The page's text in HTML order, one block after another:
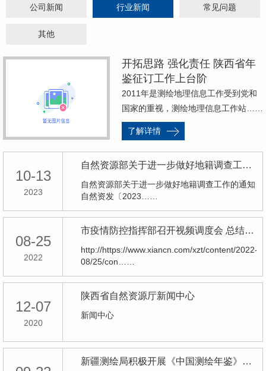
公司新闻 行业新闻 常见问题
其他
开拓思路 强化责任 陕西省年
鉴征订工作上台阶
2011年是测绘地理信息工作受到党和
国家的重视，测绘地理信息工作站……
了解详情
10-13
2023
自然资源部关于进一步做好地籍调查工作的通知
自然资源部关于进一步做好地籍调查工作的通知
自然资发〔2023……
08-25
2022
市疫情防控指挥部召开视频调度会 总结规律查找短板强化举措狠抓落实 不断提升疫情防控科学化精准化水平
http://https://www.xiancn.com/xzt/content/2022-
08/25/con……
12-07
2020
陕西省自然资源厅新闻中心
新闻中心
新疆测绘局积极开展《中国测绘年鉴》（2011年卷）征订工作